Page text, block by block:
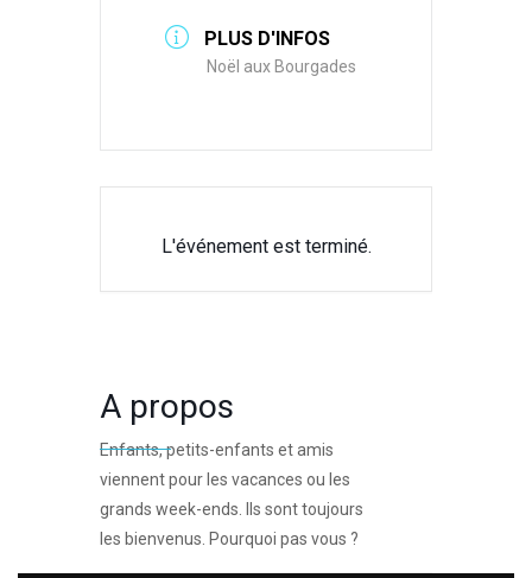
PLUS D'INFOS
Noël aux Bourgades
L'événement est terminé.
A propos
Enfants, petits-enfants et amis
viennent pour les vacances ou les
grands week-ends. Ils sont toujours
les bienvenus. Pourquoi pas vous ?